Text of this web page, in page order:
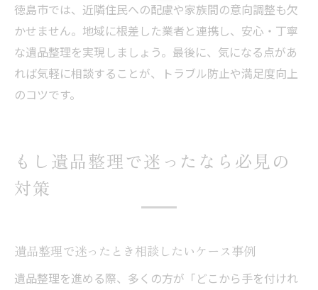
徳島市では、近隣住民への配慮や家族間の意向調整も欠
かせません。地域に根差した業者と連携し、安心・丁寧
な遺品整理を実現しましょう。最後に、気になる点があ
れば気軽に相談することが、トラブル防止や満足度向上
のコツです。
もし遺品整理で迷ったなら必見の
対策
遺品整理で迷ったとき相談したいケース事例
遺品整理を進める際、多くの方が「どこから手を付けれ